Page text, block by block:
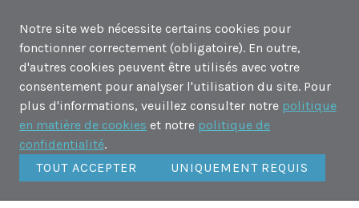
Notre site web nécessite certains cookies pour
fonctionner correctement (obligatoire). En outre,
d'autres cookies peuvent être utilisés avec votre
consentement pour analyser l'utilisation du site. Pour
plus d'informations, veuillez consulter notre politique
en matière de cookies et notre politique de
confidentialité.
TOUT ACCEPTER
UNIQUEMENT REQUIS